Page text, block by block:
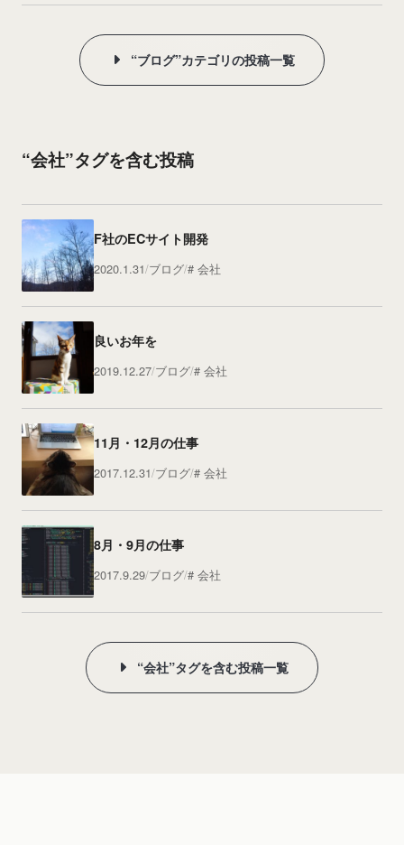
“ブログ”カテゴリの投稿一覧
“会社”タグを含む投稿
F社のECサイト開発
2020.1.31 ブログ 会社
良いお年を
2019.12.27 ブログ 会社
11月・12月の仕事
2017.12.31 ブログ 会社
8月・9月の仕事
2017.9.29 ブログ 会社
“会社”タグを含む投稿一覧